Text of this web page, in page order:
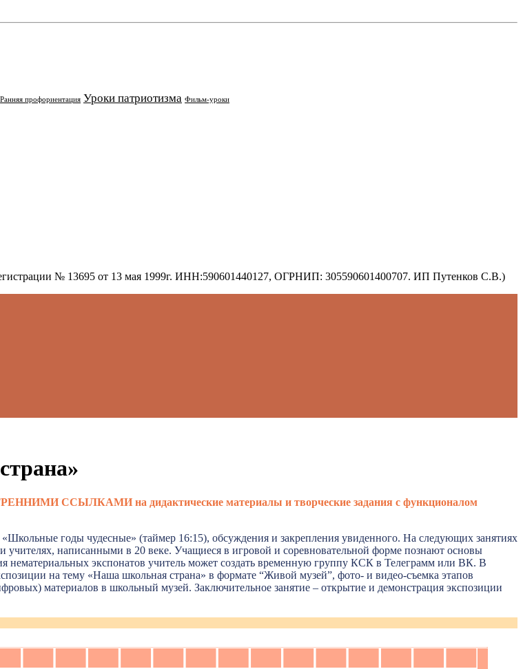
Ранняя профориентация Уроки патриотизма Фильм-уроки
№ 13695 от 13 мая 1999г. ИНН:590601440127, ОГРНИП: 305590601400707. ИП Путенков С.В.)
на дидактические материалы и творческие задания с функционалом
годы чудесные» (таймер 16:15), обсуждения и закрепления увиденного. На следующих занятиях
написанными в 20 веке. Учащиеся в игровой и соревновательной форме познают основы
нематериальных экспонатов учитель может создать временную группу КСК в Телеграмм или ВК. В
на тему «Наша школьная страна» в формате “Живой музей”, фото- и видео-съемка этапов
материалов в школьный музей. Заключительное занятие – открытие и демонстрация экспозиции